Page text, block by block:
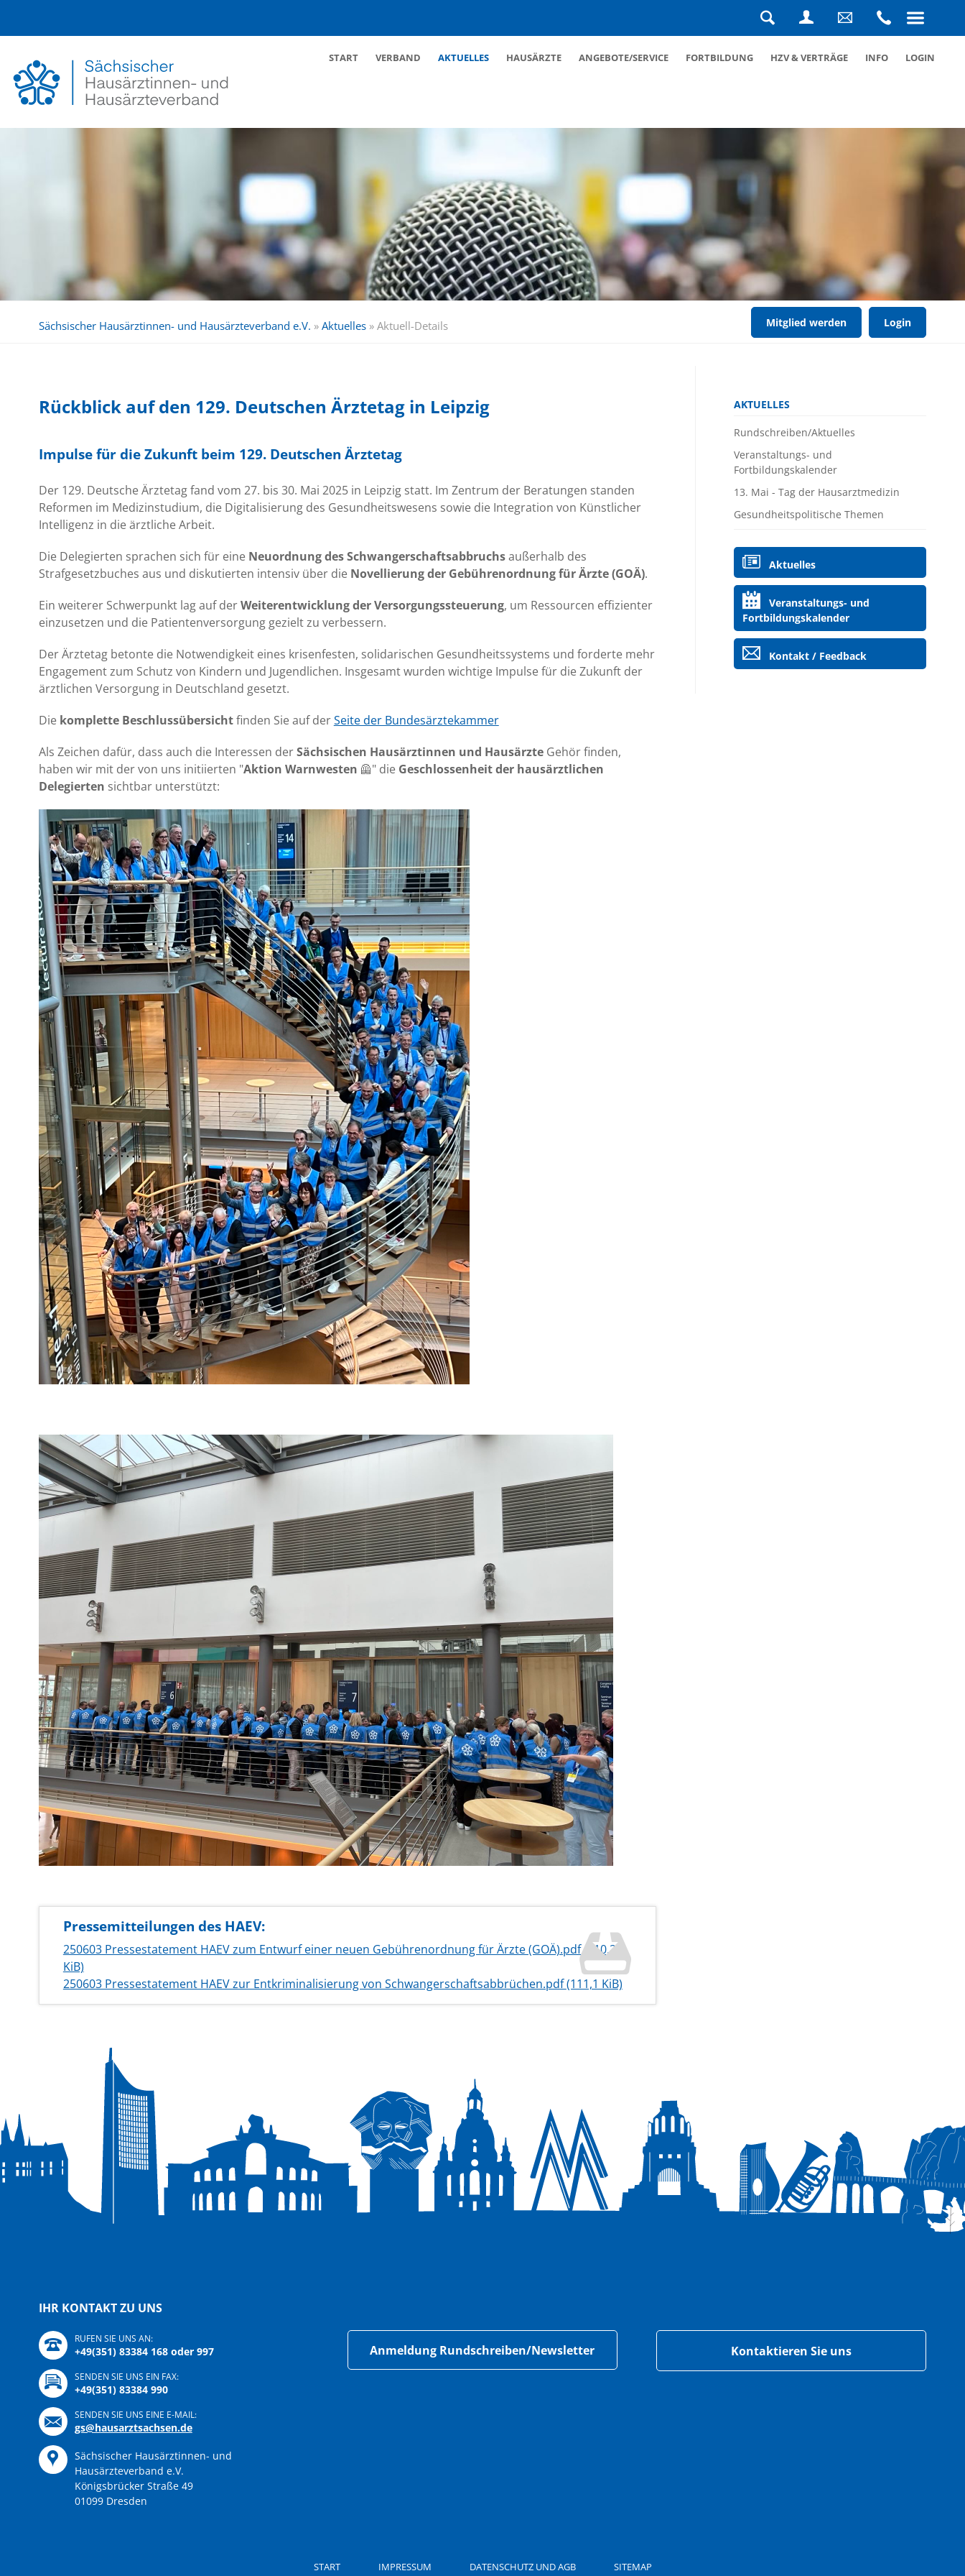
Navigation
überspringen
Sie
Sie
überspringen
START VERBAND AKTUELLES HAUSÄRZTE ANGEBOTE/SERVICE FORTBILDUNG HZV & VERTRÄGE INFO LOGIN
Sächsischer Hausärztinnen- und Hausärzteverband e.V. » Aktuelles» Aktuell-Details Login
Mitglied werden
Rückblick auf den 129. Deutschen Ärztetag in Leipzig
Impulse für die Zukunft beim 129. Deutschen Ärztetag
Der 129. Deutsche Ärztetag fand vom 27. bis 30. Mai 2025 in Leipzig statt. Im Zentrum der Beratungen standen
Reformen im Medizinstudium, die Digitalisierung des Gesundheitswesens sowie die Integration von Künstlicher
Intelligenz in die ärztliche Arbeit.
Die Delegierten sprachen sich für eine Neuordnung des Schwangerschaftsabbruchsaußerhalb des
Strafgesetzbuches aus und diskutierten intensiv über die Novellierung der Gebührenordnung für Ärzte (GOÄ).
Ein weiterer Schwerpunkt lag auf derWeiterentwicklung der Versorgungssteuerung, um Ressourcen effizienter
einzusetzen und die Patientenversorgung gezielt zu verbessern.
Der Ärztetag betonte die Notwendigkeit eines krisenfesten, solidarischen Gesundheitssystems und forderte mehr
Engagement zum Schutz von Kindern und Jugendlichen. Insgesamt wurden wichtige Impulse für die Zukunft der
ärztlichen Versorgung in Deutschland gesetzt.
Die komplette Beschlussübersichtfinden Sie auf derSeite der Bundesärztekammer
Als Zeichen dafür, dass auch die Interessen derSächsischen Hausärztinnen und HausärzteGehör finden,
haben wir mit der von uns initiierten "Aktion Warnwesten 🦺" die Geschlossenheit der hausärztlichen
Delegierten sichtbar unterstützt:
Pressemitteilungen des HAEV:
250603 Pressestatement HAEV zum Entwurf einer neuen Gebührenordnung für Ärzte (GOÄ).pdf(110,2
KiB)
250603 Pressestatement HAEV zur Entkriminalisierung von Schwangerschaftsabbrüchen.pdf(111,1 KiB)
Navigation
AKTUELLES
Rundschreiben/Aktuelles
Veranstaltungs- und
Fortbildungskalender
13. Mai - Tag der Hausarztmedizin
Gesundheitspolitische Themen
Navigation
überspringen
Aktuelles
Veranstaltungs- und
Fortbildungskalender
Kontakt / Feedback
IHR KONTAKT ZU UNS
RUFEN SIE UNS AN:
+49(351) 83384 168 oder 997
SENDEN SIE UNS EIN FAX:
+49(351) 83384 990
SENDEN SIE UNS EINE E-MAIL:
gs@hausarztsachsen.de
Sächsischer Hausärztinnen- und
Hausärzteverband e.V.
Königsbrücker Straße 49
01099 Dresden
Anmeldung Rundschreiben/Newsletter Kontaktieren Sie uns
START IMPRESSUM DATENSCHUTZ UND AGB SITEMAP